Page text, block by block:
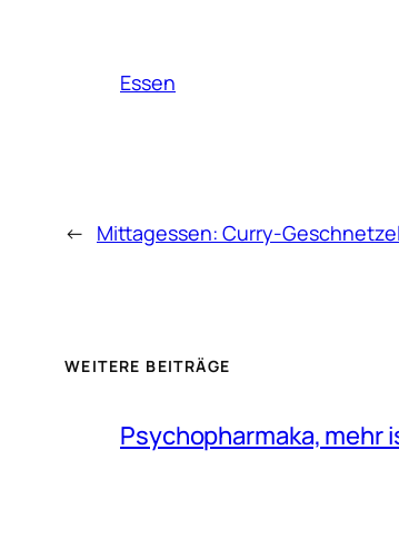
Essen
← Mittagessen: Curry-
WEITERE BEITRÄGE
Psychopharmaka,